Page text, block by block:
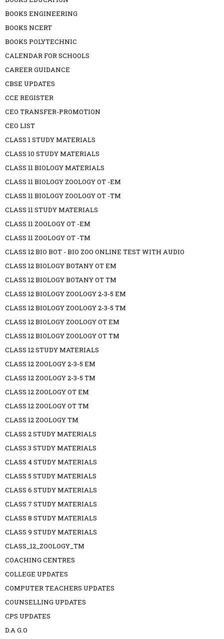
BOOKS ENGINEERING
BOOKS NCERT
BOOKS POLYTECHNIC
CALENDAR FOR SCHOOLS
CAREER GUIDANCE
CBSE UPDATES
CCE REGISTER
CEO TRANSFER-PROMOTION
CEO LIST
CLASS 1 STUDY MATERIALS
CLASS 10 STUDY MATERIALS
CLASS 11 BIOLOGY MATERIALS
CLASS 11 BIOLOGY ZOOLOGY OT -EM
CLASS 11 BIOLOGY ZOOLOGY OT -TM
CLASS 11 STUDY MATERIALS
CLASS 11 ZOOLOGY OT -EM
CLASS 11 ZOOLOGY OT -TM
CLASS 12 BIO BOT - BIO ZOO ONLINE TEST WITH AUDIO
CLASS 12 BIOLOGY BOTANY OT EM
CLASS 12 BIOLOGY BOTANY OT TM
CLASS 12 BIOLOGY ZOOLOGY 2-3-5 EM
CLASS 12 BIOLOGY ZOOLOGY 2-3-5 TM
CLASS 12 BIOLOGY ZOOLOGY OT EM
CLASS 12 BIOLOGY ZOOLOGY OT TM
CLASS 12 STUDY MATERIALS
CLASS 12 ZOOLOGY 2-3-5 EM
CLASS 12 ZOOLOGY 2-3-5 TM
CLASS 12 ZOOLOGY OT EM
CLASS 12 ZOOLOGY OT TM
CLASS 12 ZOOLOGY TM
CLASS 2 STUDY MATERIALS
CLASS 3 STUDY MATERIALS
CLASS 4 STUDY MATERIALS
CLASS 5 STUDY MATERIALS
CLASS 6 STUDY MATERIALS
CLASS 7 STUDY MATERIALS
CLASS 8 STUDY MATERIALS
CLASS 9 STUDY MATERIALS
CLASS_12_ZOOLOGY_TM
COACHING CENTRES
COLLEGE UPDATES
COMPUTER TEACHERS UPDATES
COUNSELLING UPDATES
CPS UPDATES
D.A G.O